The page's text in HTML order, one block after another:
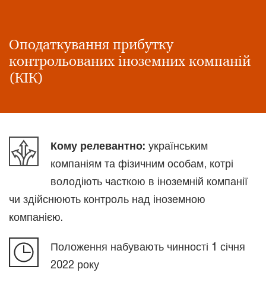
Оподаткування прибутку
контрольованих іноземних компаній
(КІК)
Кому релевантно: українським
компаніям та фізичним особам, котрі
володіють часткою в іноземній компанії
чи здійснюють контроль над іноземною
компанією.
Положення набувають чинності 1 січня
2022 року